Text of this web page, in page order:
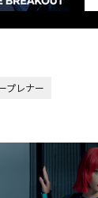
プレナー